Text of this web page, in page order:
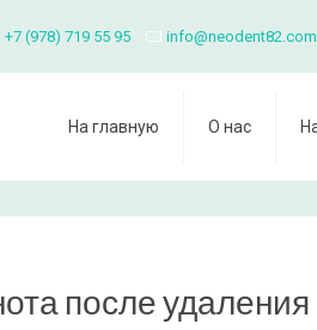
+7 (978) 719 55 95 info@neodent82.com
На главную О нас
после удаления